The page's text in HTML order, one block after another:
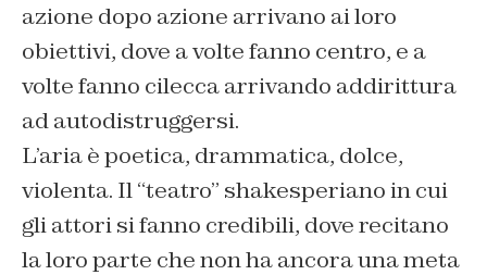
azione dopo azione arrivano ai loro
obiettivi, dove a volte fanno centro, e a
volte fanno cilecca arrivando addirittura
ad autodistruggersi.
L’aria è poetica, drammatica, dolce,
violenta. Il“teatro” shakesperiano in cui
gli attori si fanno credibili, dove recitano
la loro parte che non ha ancora una meta